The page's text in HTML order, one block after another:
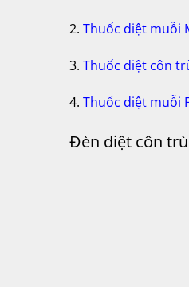
2. Thuốc diệt muỗi
3. Thuốc diệt côn
4. Thuốc diệt muỗi
Đèn diệt côn